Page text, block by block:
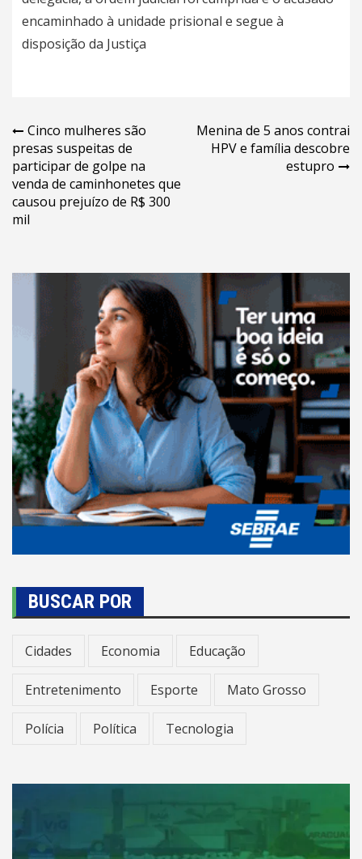
encaminhado à unidade prisional e segue à
disposição da Justiça
Navegação
de
Post
Cinco mulheres são
presas suspeitas de
participar de golpe na
venda de caminhonetes que
causou prejuízo de R$ 300
mil
Menina de 5 anos contrai
HPV e família descobre
estupro
BUSCAR POR
Cidades Economia Educação
Entretenimento Esporte Mato Grosso
Polícia Política Tecnologia